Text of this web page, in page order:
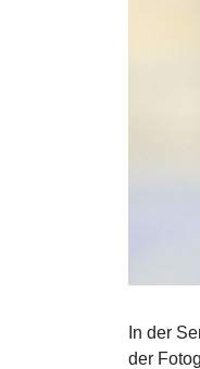
In der
der